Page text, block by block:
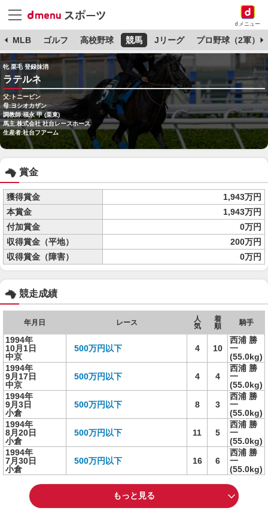
dメニュー
MLB ゴルフ 高校野球 競馬 Jリーグ プロ野球（2軍）
牝 栗毛 登録抹消
ラテルネ
父:トニービン
母:ヨシオカザン
調教師:福永 甲 (栗東)
馬主:株式会社 社台レースホース
生産者:社台フアーム
賞金
獲得賞金
1,943万円
本賞金
1,943万円
付加賞金
0万円
収得賞金（平地）
200万円
収得賞金（障害）
0万円
競走成績
年月日 レース
人
気
着
順
騎手
1994年
10月1日
中京
500万円以下 4 10
西浦 勝
一
(55.0kg)
1994年
9月17日
中京
500万円以下 4 4
西浦 勝
一
(55.0kg)
1994年
9月3日
小倉
500万円以下 8 3
西浦 勝
一
(55.0kg)
1994年
8月20日
小倉
500万円以下 11 5
西浦 勝
一
(55.0kg)
1994年
7月30日
小倉
500万円以下 16 6
西浦 勝
一
(55.0kg)
もっと見る